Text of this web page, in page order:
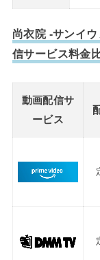
尚衣院 -サンイ
信サービス料金
動画配信サ
ービス